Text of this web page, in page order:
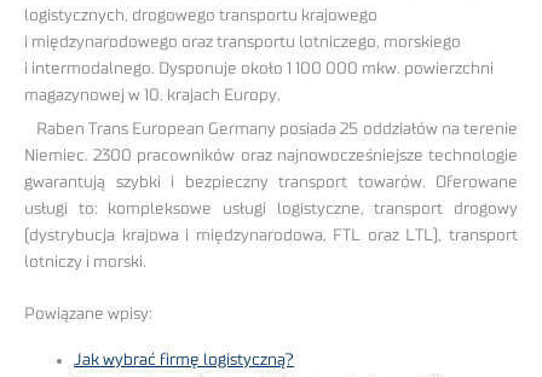
logistycznych, drogowego transportu krajowego
i międzynarodowego oraz transportu lotniczego, morskiego
i intermodalnego. Dysponuje około 1 100 000 mkw. powierzchni
magazynowej w 10. krajach Europy.
Raben Trans European Germany posiada 25 oddziałów na terenie
Niemiec. 2300 pracowników oraz najnowocześniejsze technologie
gwarantują szybki i bezpieczny transport towarów. Oferowane
usługi to: kompleksowe usługi logistyczne, transport drogowy
(dystrybucja krajowa i międzynarodowa, FTL oraz LTL), transport
lotniczy i morski.
Powiązane wpisy:
Jak wybrać firmę logistyczną?